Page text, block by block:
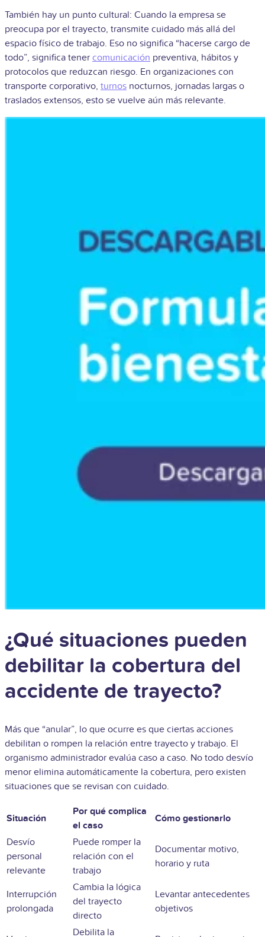
También hay un punto cultural: Cuando la empresa se
preocupa por el trayecto, transmite cuidado más allá del
espacio físico de trabajo. Eso no significa “hacerse cargo de
todo”, significa tener comunicación preventiva, hábitos y
protocolos que reduzcan riesgo. En organizaciones con
transporte corporativo, turnos nocturnos, jornadas largas o
traslados extensos, esto se vuelve aún más relevante.
¿Qué situaciones pueden
debilitar la cobertura del
accidente de trayecto?
Más que “anular”, lo que ocurre es que ciertas acciones
debilitan o rompen la relación entre trayecto y trabajo. El
organismo administrador evalúa caso a caso. No todo desvío
menor elimina automáticamente la cobertura, pero existen
situaciones que se revisan con cuidado.
Situación
Por qué complica
el caso
Cómo gestionarlo
Desvío
personal
relevante
Puede romper la
relación con el
trabajo
Documentar motivo,
horario y ruta
Interrupción
prolongada
Cambia la lógica
del trayecto
directo
Levantar antecedentes
objetivos
Debilita la